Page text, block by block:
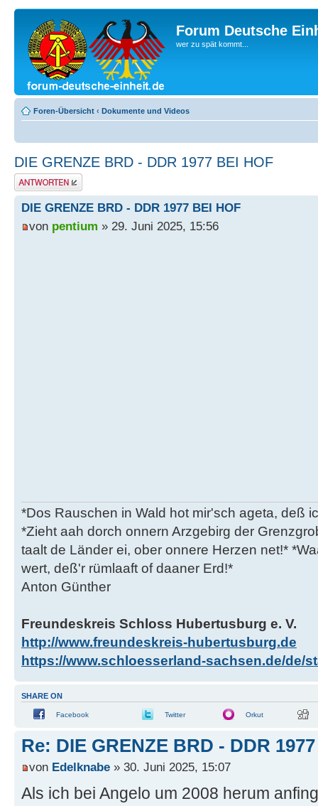
Forum Deutsche
wer zu spät kommt...
Foren-Übersicht ‹ Dokumente und Videos
DIE GRENZE BRD - DDR 1977 BEI HOF
Antwort erstellen
DIE GRENZE BRD - DDR 1977 BEI HOF
von pentium » 29. Juni 2025, 15:56
*Dos Rauschen in Wald hot mir'sch ageta, deß
*Zieht aah dorch onnern Arzgebirg der
taalt de Länder ei, ober onnere Herzen net!*
wert, deß'r rümlaaft of daaner Erd!*
Anton Günther
Freundeskreis Schloss Hubertusburg e. V.
http://www.freundeskreis-hubertusburg.de
https://www.schloesserland-sachsen.de/de/
SHARE ON
Facebook Twitter Orkut
Re: DIE GRENZE BRD - DDR
von Edelknabe » 30. Juni 2025, 15:07
Als ich bei Angelo um 2008 herum